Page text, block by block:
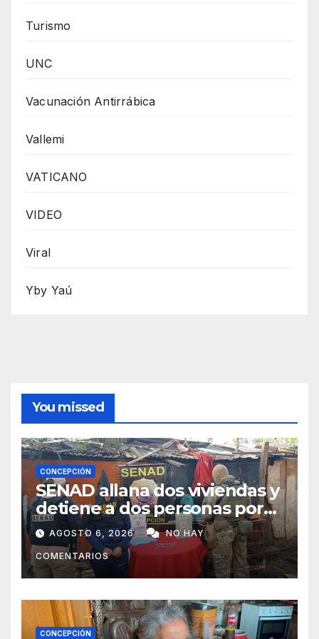
Turismo
UNC
Vacunación Antirrábica
Vallemi
VATICANO
VIDEO
Viral
Yby Yaú
You missed
CONCEPCIÓN
SENAD allana dos viviendas y
detiene a dos personas por
presunto microtráfico en
Concepción
AGOSTO 6, 2026 NO HAY
COMENTARIOS
CONCEPCIÓN